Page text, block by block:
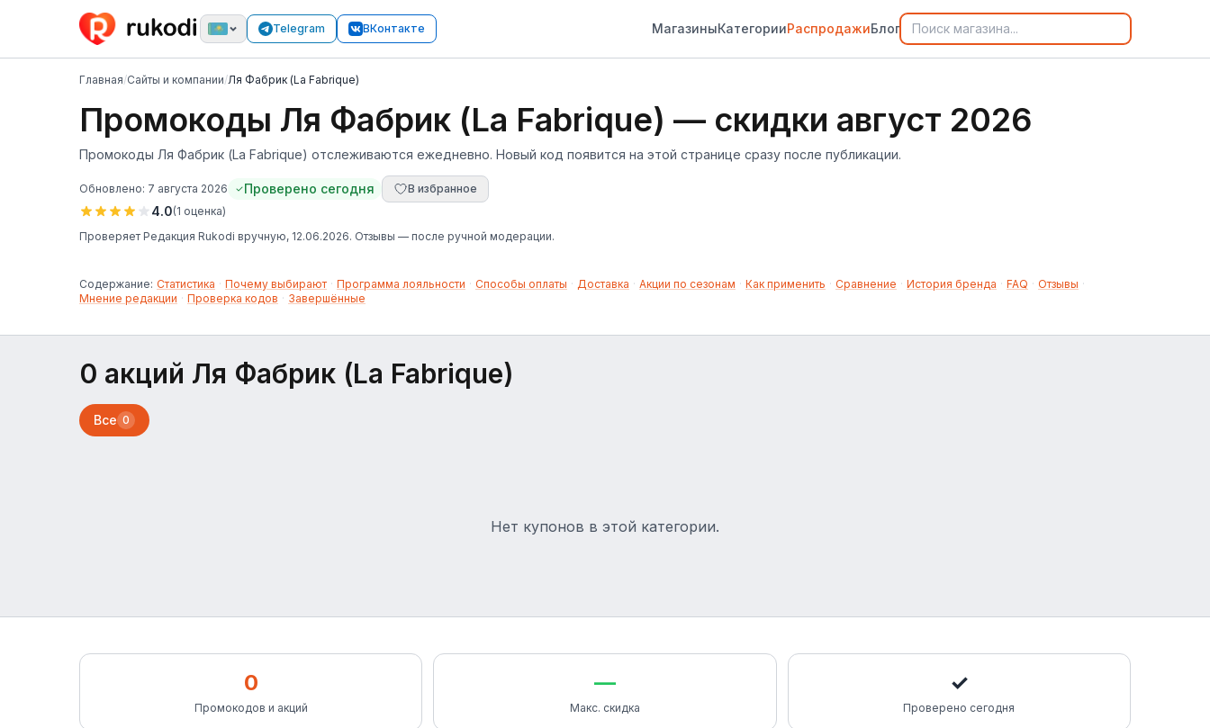
Telegram ВКонтакте МагазиныКатегорииРаспродажиБлог
Главная/Сайты и компании/Ля Фабрик (La Fabrique)
Промокоды Ля Фабрик (La Fabrique) — скидки август 2026
Промокоды Ля Фабрик (La Fabrique) отслеживаются ежедневно. Новый код появится на этой странице сразу после публикации.
Обновлено: 7 августа 2026 Проверено сегодня В избранное
4.0(1 оценка)
Проверяет Редакция Rukodi вручную, 12.06.2026. Отзывы — после ручной модерации.
Содержание: Статистика · Почему выбирают · Программа лояльности · Способы оплаты · Доставка · Акции по сезонам · Как применить · Сравнение · История бренда · FAQ · Отзывы ·
Мнение редакции · Проверка кодов · Завершённые
0 акций Ля Фабрик (La Fabrique)
Все 0
Нет купонов в этой категории.
0
Промокодов и акций
—
Макс. скидка
✓
Проверено сегодня